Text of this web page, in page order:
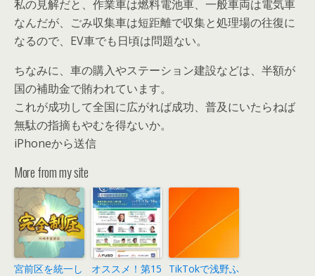
私の見解だと、作業車は燃料電池車、一般車両は電気車
なんだが、ごみ収集車は短距離で収集と処理場の往復に
なるので、EV車でも日頃は問題ない。
ちなみに、車の購入やステーション建設などは、半額が
国の補助金で賄われています。
これが成功して全国に広がれば成功、普及にいたらねば
無駄の指摘もやむを得ないか。
iPhoneから送信
More from my site
宮前区を統一し
オススメ！第15
TikTokで浅野ふ